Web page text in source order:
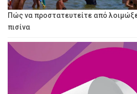
Πώς να προστατευτείτε από
πισίνα